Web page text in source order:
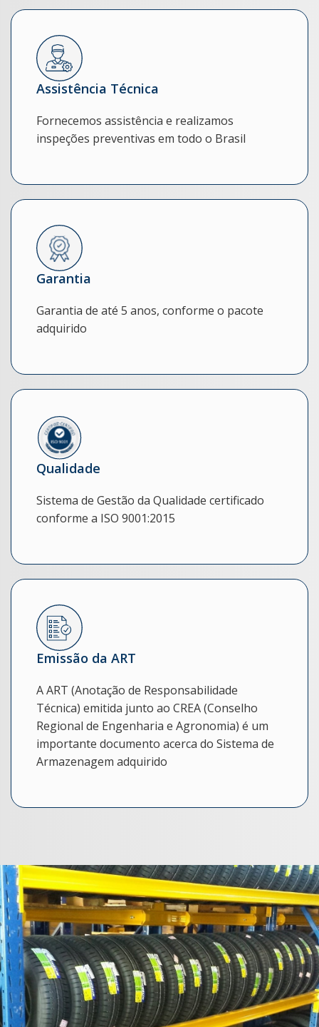
Assistência Técnica
Fornecemos assistência e realizamos
inspeções preventivas em todo o Brasil
Garantia
Garantia de até 5 anos, conforme o pacote
adquirido
Qualidade
Sistema de Gestão da Qualidade certificado
conforme a ISO 9001:2015
Emissão da ART
A ART (Anotação de Responsabilidade
Técnica) emitida junto ao CREA (Conselho
Regional de Engenharia e Agronomia) é um
importante documento acerca do Sistema de
Armazenagem adquirido